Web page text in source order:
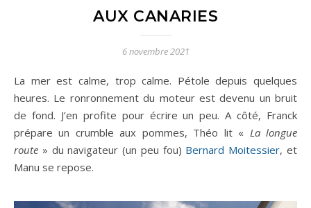
AUX CANARIES
6 novembre 2021
La mer est calme, trop calme. Pétole depuis quelques
heures. Le ronronnement du moteur est devenu un bruit
de fond. J’en profite pour écrire un peu. A côté, Franck
prépare un crumble aux pommes, Théo lit « La longue
route » du navigateur (un peu fou) Bernard Moitessier, et
Manu se repose.